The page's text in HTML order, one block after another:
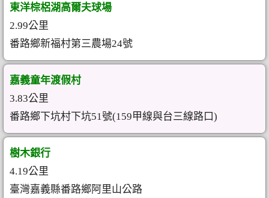
東洋棕梠湖高爾夫球場
2.99公里
番路鄉新福村第三農場24號
嘉義童年渡假村
3.83公里
番路鄉下坑村下坑51號(159甲線與台三線路口)
樹木銀行
4.19公里
臺灣嘉義縣番路鄉阿里山公路